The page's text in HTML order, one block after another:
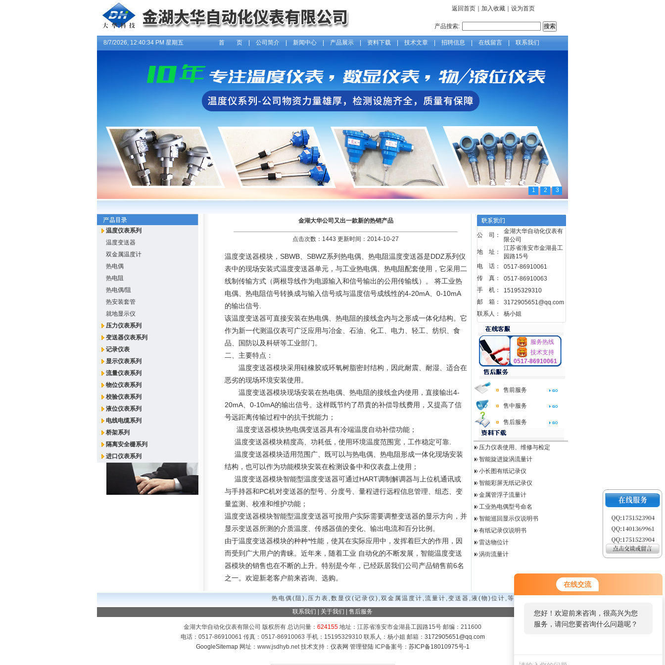
在线交流
您好！欢迎前来咨询，很高兴为您
服务，请问您要咨询什么问题呢？
返回首页 加入收藏 设为首页
产品搜索:
8/7/2026, 12:40:34 PM 星期五 首 页| 公司简介| 新闻中心| 产品展示| 资料下载| 技术文章| 招聘信息 在线留言| 联系我们
1 2 3
温度仪表系列
温度变送器
双金属温度计
热电偶
热电阻
热电偶/阻
热安装套管
就地显示仪
压力仪表系列
变送器仪表系列
记录仪表
显示仪表系列
流量仪表系列
物位仪表系列
校验仪表系列
液位仪表系列
电线电缆系列
桥架系列
隔离安全栅系列
进口仪表系列
金湖大华公司又出一款新的热销产品
点击次数：1443 更新时间：2014-10-27
温度变送器模块，SBWB、SBWZ系列热电偶、热电阻温度变送器是DDZ系列仪
表中的现场安装式温度变送器单元，与工业热电偶、热电阻配套使用，它采用二
线制传输方式（两根导线作为电源输入和信号输出的公用传输线）。 将工业热
电偶、热电阻信号转换成与输入信号或与温度信号成线性的4-20mA、0-10mA
的输出信号.
该温度变送器可直接安装在热电偶、热电阻的接线盒内与之形成一体化结构。它
作为新一代测温仪表可广泛应用与冶金、石油、化工、电力、轻工、纺织、食
品、国防以及科研等工业部门。
二、主要特点：
温度变送器模块采用硅橡胶或环氧树脂密封结构，因此耐震、耐湿、适合在
恶劣的现场环境安装使用。
温度变送器模块现场安装在热电偶、热电阻的接线盒内使用，直接输出4-
20mA、0-10mA的输出信号。这样既节约了昂貴的补偿导线费用，又提高了信
号远距离传输过程中的抗干扰能力；
温度变送器模块热电偶变送器具有冷端温度自动补偿功能；
温度变送器模块精度高、功耗低，使用环境温度范围宽，工作稳定可靠.
温度变送器模块适用范围广、既可以与热电偶、热电阻形成一体化现场安装
结构，也可以作为功能模块安装在检测设备中和仪表盘上使用；
温度变送器模块智能型温度变送器可通过HART调制解调器与上位机通讯或
与手持器和PC机对变送器的型号、分度号、量程进行远程信息管理、组态、变
量监测、校准和维护功能；
温度变送器模块智能型温度变送器可按用户实际需要调整变送器的显示方向，并
显示变送器所测的介质温度、传感器值的变化、输出电流和百分比例。
由于温度变送器模块的种种*性能，使其在实际应用中，发挥着巨大的作用，因
而受到广大用户的青睐。近年来，随着工业 自动化的不断发展，智能温度变送
器模块的销售也在不断的上升。特别是今年，已经跃居我们公司产品销售前6名
之一。欢迎新老客户前来咨询、选购。
公 司：
金湖大华自动化仪表有
限公司
地 址：
江苏省淮安市金湖县工
园路15号
电 话：
0517-86910061
传 真：
0517-86910063
手 机：
15195329310
邮 箱：
3172905651@qq.com
联系人：
杨小姐
服务热线
技术支持
0517-86910061
售前服务
售中服务
售后服务
压力仪表使用、维修与检定
智能旋进旋涡流量计
小长图有纸记录仪
智能彩屏无纸记录仪
金属管浮子流量计
工业热电偶型号命名
智能巡回显示仪说明书
有纸记录仪说明书
雷达物位计
涡街流量计
热电偶(阻),压力表,数显仪(记录仪),双金属温度计,流量计,变送器,液(物)位计,等
联系我们
关于我们 售后服务
金湖大华自动化仪表有限公司 版权所有 总访问量： 624155 地址：江苏省淮安市金湖县工园路15号 邮编：211600
电话：0517-86910061 传真：0517-86910063 手机：15195329310 联系人：杨小姐 邮箱： 3172905651@qq.com
GoogleSitemap网址：www.jsdhyb.net 技术支持： 仪表网 管理登陆ICP备案号： 苏ICP备18010975号-1